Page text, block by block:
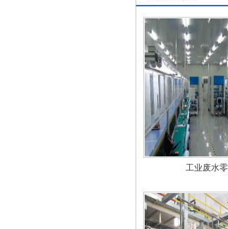
工业废水